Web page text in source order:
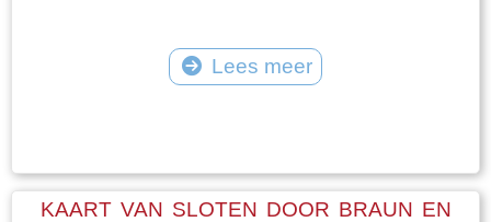
Lees meer
KAART VAN SLOTEN DOOR BRAUN EN